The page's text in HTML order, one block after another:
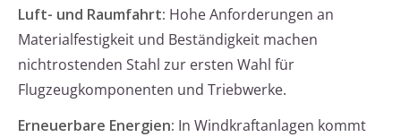
Luft- und Raumfahrt: Hohe Anforderungen an
Materialfestigkeit und Beständigkeit machen
nichtrostenden Stahl zur ersten Wahl für
Flugzeugkomponenten und Triebwerke.
Erneuerbare Energien: In Windkraftanlagen kommt